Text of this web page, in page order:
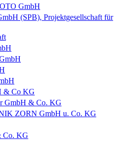
GmbH
(SPB), Projektgesellschaft für
& Co KG
GmbH & Co. KG
ZORN GmbH u. Co. KG
Co. KG